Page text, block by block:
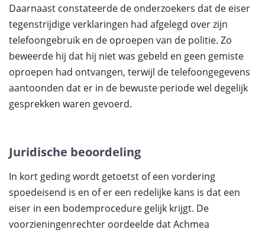
Daarnaast constateerde de onderzoekers dat de eiser
tegenstrijdige verklaringen had afgelegd over zijn
telefoongebruik en de oproepen van de politie. Zo
beweerde hij dat hij niet was gebeld en geen gemiste
oproepen had ontvangen, terwijl de telefoongegevens
aantoonden dat er in de bewuste periode wel degelijk
gesprekken waren gevoerd.
Juridische beoordeling
In kort geding wordt getoetst of een vordering
spoedeisend is en of er een redelijke kans is dat een
eiser in een bodemprocedure gelijk krijgt. De
voorzieningenrechter oordeelde dat Achmea